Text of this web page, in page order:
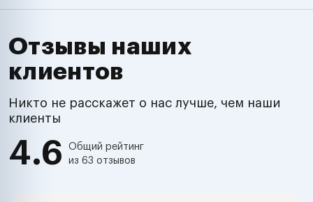
Отзывы наших
клиентов
Никто не расскажет о нас лучше, чем наши
клиенты
4.6
Общий рейтинг
из 63 отзывов